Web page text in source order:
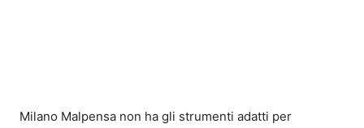
Milano Malpensa non ha gli strumenti adatti per